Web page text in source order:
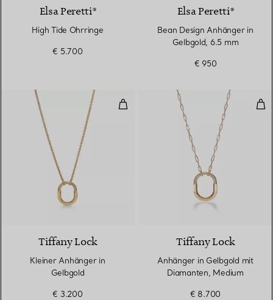
Elsa Peretti®
High Tide Ohrringe
€ 5.700
Elsa Peretti®
Bean Design Anhänger in
Gelbgold, 6.5 mm
€ 950
Kleiner Anhänger in Gelbgold
3 Materialien
Tiffany Lock
Kleiner Anhänger in
Gelbgold
€ 3.200
Tiffany Lock
Anhänger in Gelbgold mit
Diamanten, Medium
€ 8.700